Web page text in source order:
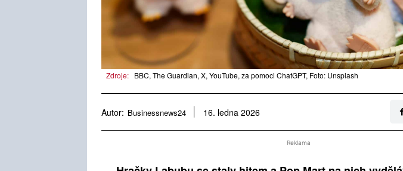
Zdroje: BBC, The Guardian, X, YouTube, za pomoci ChatGPT, Foto: Unsplash
Autor: Businessnews24 16. ledna 2026
Reklama